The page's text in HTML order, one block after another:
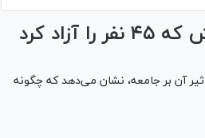
کرد
آن بر جامعه، نشان می‌دهد که چگونه